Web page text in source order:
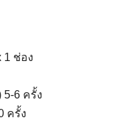
1 ช่อง
5-6 ครั้ง
ครั้ง